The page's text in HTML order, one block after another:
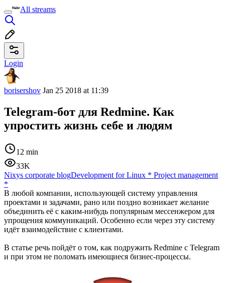
All streams
Login
borisershov Jan 25 2018 at 11:39
Telegram-бот для Redmine. Как
упростить жизнь себе и людям
12 min
33K
Nixys corporate blogDevelopment for Linux * Project management
*
В любой компании, использующей систему управления
проектами и задачами, рано или поздно возникает желание
объединить её с каким-нибудь популярным мессенжером для
упрощения коммуникаций. Особенно если через эту систему
идёт взаимодействие с клиентами.
В статье речь пойдёт о том, как подружить Redmine с Telegram
и при этом не поломать имеющиеся бизнес-процессы.